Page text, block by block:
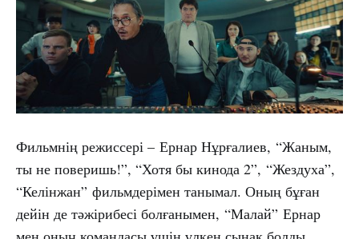
Фильмнің режиссері – Ернар Нұрғалиев, “Жаным,
ты не поверишь!”, “Хотя бы кинода 2”, “Жездуха”,
“Келінжан” фильмдерімен танымал. Оның бұған
дейін де тәжірибесі болғанымен, “Малай” Ернар